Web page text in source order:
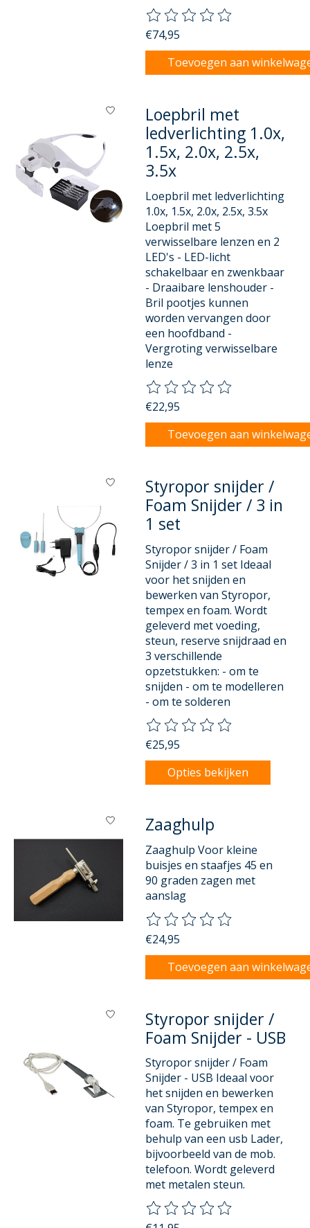
De beoordeling van dit
€74,95
Toevoegen aan
Loepbril met
ledverlichting 1.0x,
1.5x, 2.0x, 2.5x,
3.5x
Loepbril met ledverlichting
1.0x, 1.5x, 2.0x, 2.5x, 3.5x
Loepbril met 5
verwisselbare lenzen en 2
LED's - LED-licht
schakelbaar en zwenkbaar
- Draaibare lenshouder -
Bril pootjes kunnen
worden vervangen door
een hoofdband -
Vergroting verwisselbare
lenze
De beoordeling van dit
€22,95
Toevoegen aan
Styropor snijder /
Foam Snijder / 3 in
1 set
Styropor snijder / Foam
Snijder / 3 in 1 set Ideaal
voor het snijden en
bewerken van Styropor,
tempex en foam. Wordt
geleverd met voeding,
steun, reserve snijdraad en
3 verschillende
opzetstukken: - om te
snijden - om te modelleren
- om te solderen
De beoordeling van dit
€25,95
Opties bekijken
Zaaghulp
Zaaghulp Voor kleine
buisjes en staafjes 45 en
90 graden zagen met
aanslag
De beoordeling van dit
€24,95
Toevoegen aan
Styropor snijder /
Foam Snijder - USB
Styropor snijder / Foam
Snijder - USB Ideaal voor
het snijden en bewerken
van Styropor, tempex en
foam. Te gebruiken met
behulp van een usb Lader,
bijvoorbeeld van de mob.
telefoon. Wordt geleverd
met metalen steun.
De beoordeling van dit